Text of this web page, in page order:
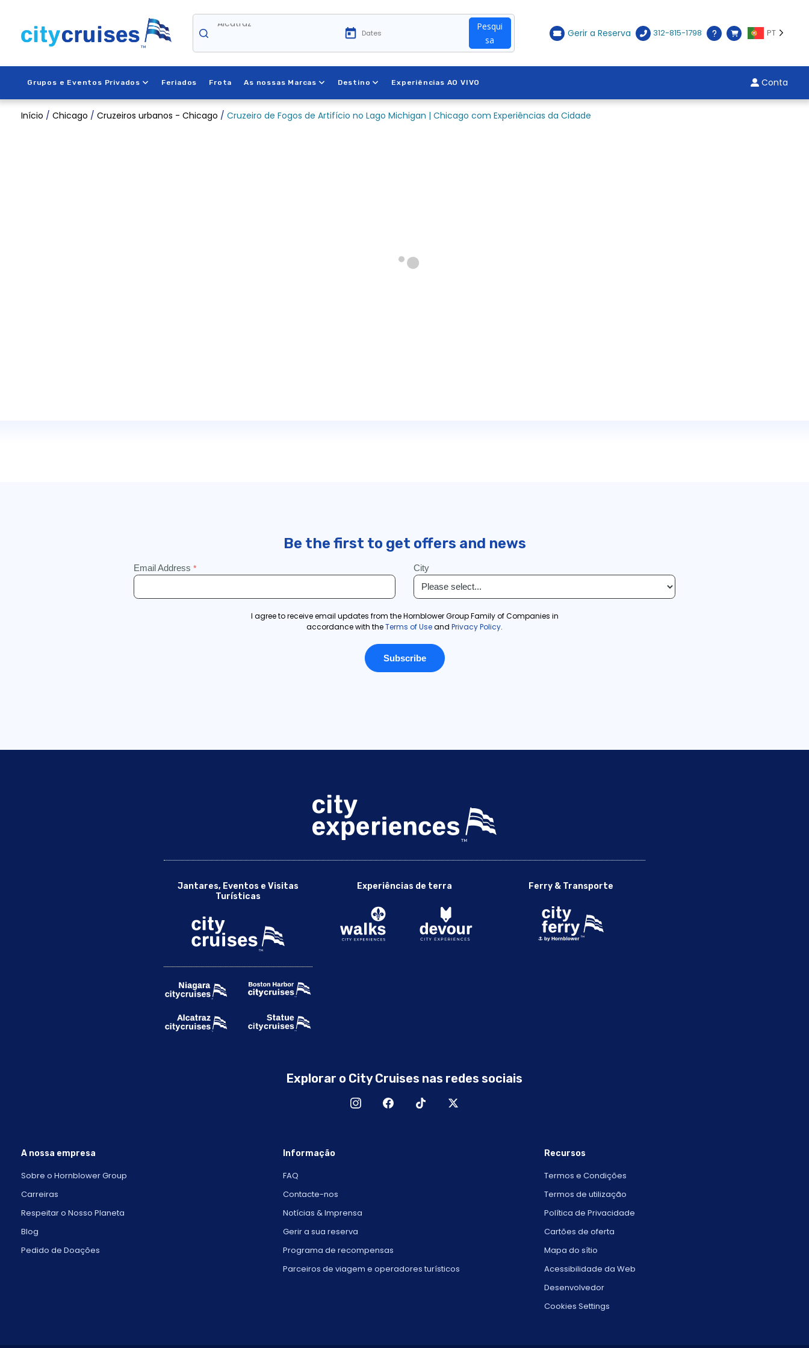
Pesqui
sa
Gerir a Reserva 312-815-1798 PT
Grupos e Eventos Privados Feriados Frota As nossas Marcas Destino Experiências AO VIVO Conta
Início / Chicago / Cruzeiros urbanos - Chicago / Cruzeiro de Fogos de Artifício no Lago Michigan | Chicago com Experiências da Cidade
Jantares, Eventos e Visitas
Turísticas
Experiências de terra Ferry & Transporte
Explorar o City Cruises nas redes sociais
A nossa empresa
Sobre o Hornblower Group
Carreiras
Respeitar o Nosso Planeta
Blog
Pedido de Doações
Informação
FAQ
Contacte-nos
Notícias & Imprensa
Gerir a sua reserva
Programa de recompensas
Parceiros de viagem e operadores turísticos
Recursos
Termos e Condições
Termos de utilização
Política de Privacidade
Cartões de oferta
Mapa do sítio
Acessibilidade da Web
Desenvolvedor
Cookies Settings